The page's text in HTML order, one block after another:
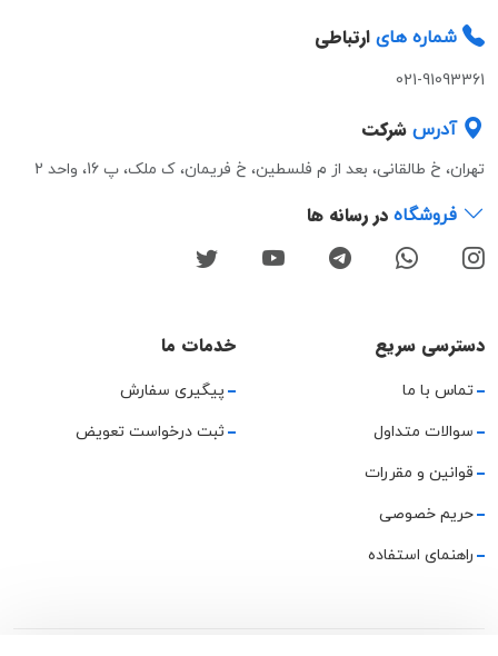
شماره های ارتباطی
021-91093361
آدرس شرکت
تهران، خ طالقانی، بعد از م فلسطین، خ فریمان، ک ملک، پ 16، واحد 2
فروشگاه در رسانه ها
دسترسی سریع
تماس با ما
سوالات متداول
قوانین و مقررات
حریم خصوصی
راهنمای استفاده
خدمات ما
پیگیری سفارش
ثبت درخواست تعویض